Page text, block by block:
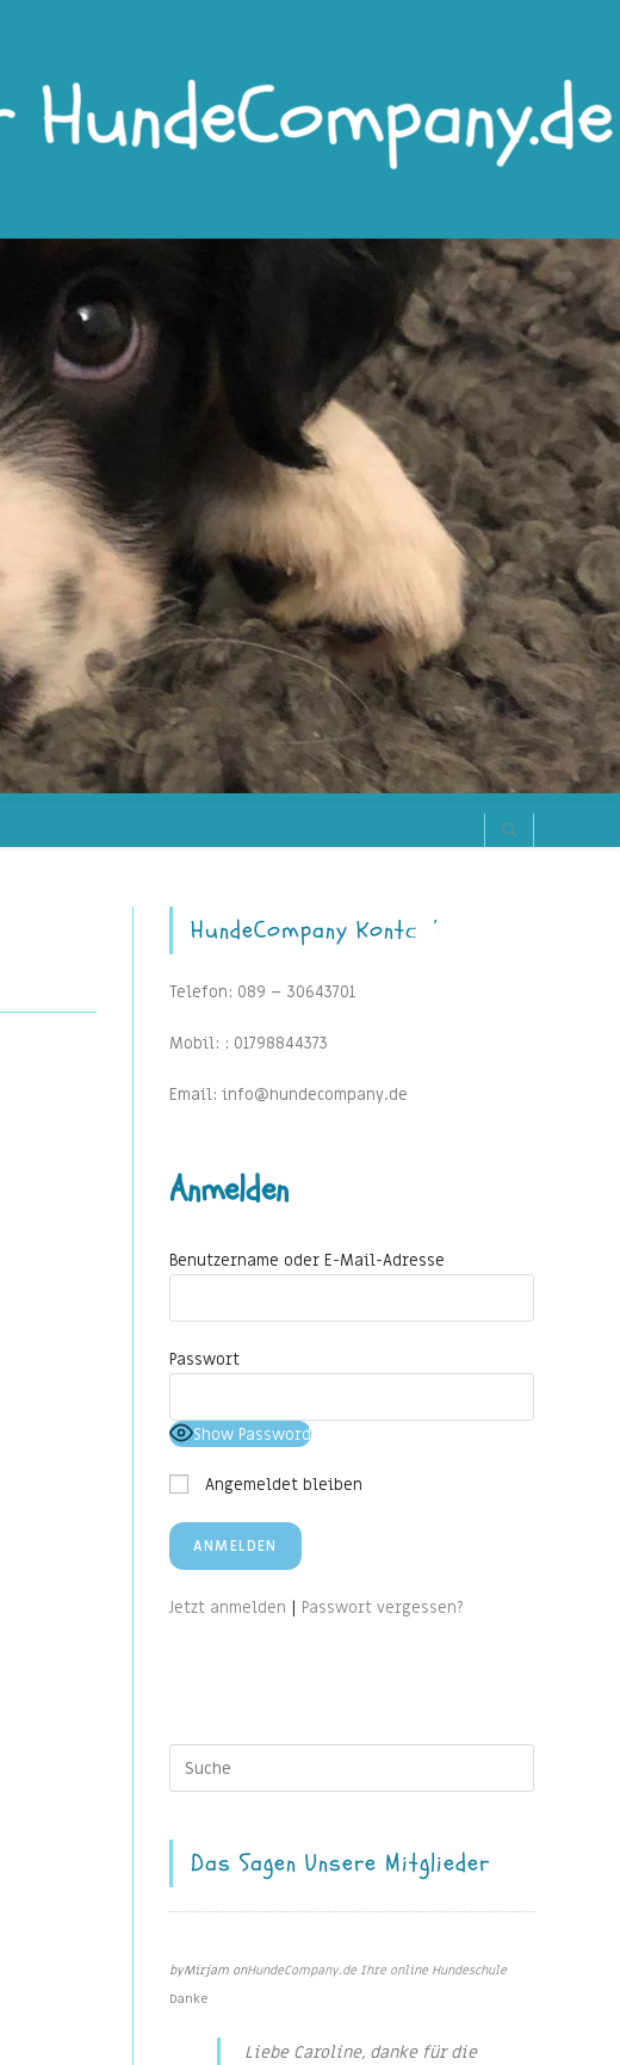
HundeCompany Kontakt
Telefon: 089 – 30643701
Mobil: : 01798844373
Email: info@hundecompany.de
Anmelden
Benutzername oder E-Mail-Adresse
Passwort
Show Password
Angemeldet bleiben
Jetzt anmelden | Passwort vergessen?
Das Sagen Unsere Mitglieder
byMirjam onHundeCompany.de Ihre online Hundeschule
Danke
Liebe Caroline, danke für die